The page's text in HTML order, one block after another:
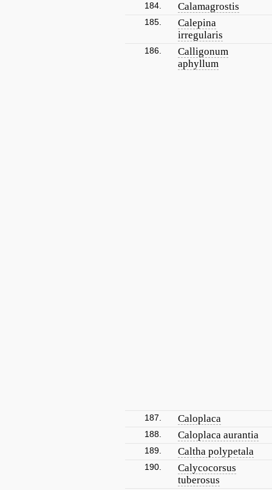
184. Calamagrostis
185.
Calepina
irregularis
186.
Calligonum
aphyllum
187. Caloplaca
188. Caloplaca aurantia
189. Caltha polypetala
190.
Calycocorsus
tuberosus